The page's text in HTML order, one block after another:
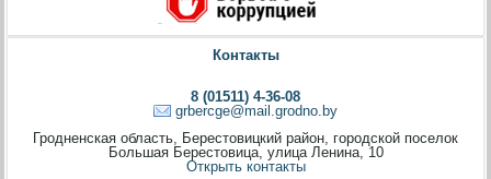
Контакты
8 (01511) 4-36-08
grbercge@mail.grodno.by
Гродненская область, Берестовицкий район, городской поселок
Большая Берестовица, улица Ленина, 10
Открыть контакты